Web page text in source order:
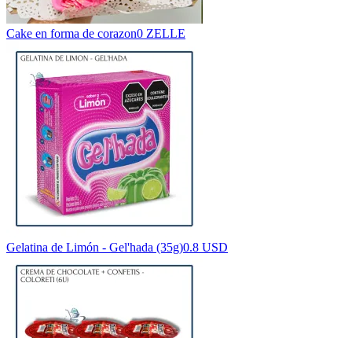
Cake en forma de corazon0 ZELLE
Gelatina de Limón - Gel'hada (35g)0.8 USD